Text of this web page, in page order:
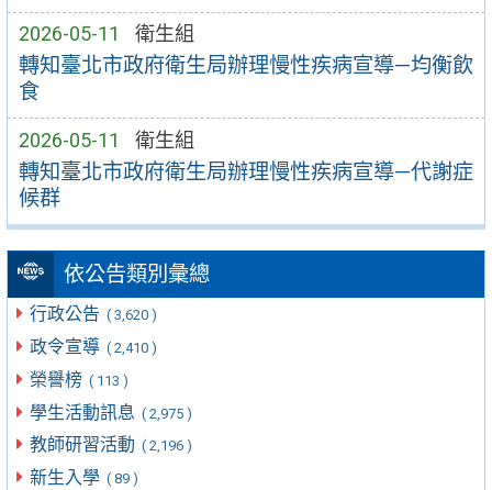
2026-05-11 衛生組
轉知臺北市政府衛生局辦理慢性疾病宣導—均衡飲
食
2026-05-11 衛生組
轉知臺北市政府衛生局辦理慢性疾病宣導—代謝症
候群
依公告類別彙總
行政公告 ( 3,620 )
政令宣導 ( 2,410 )
榮譽榜 ( 113 )
學生活動訊息 ( 2,975 )
教師研習活動 ( 2,196 )
新生入學 ( 89 )